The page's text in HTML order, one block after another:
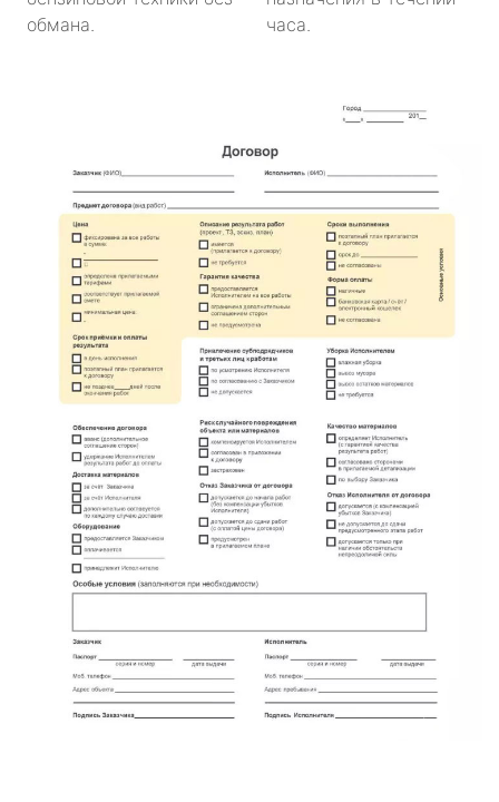
обмана.
часа.